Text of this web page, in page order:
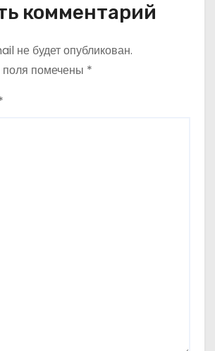
комментарий
не будет опубликован.
помечены *